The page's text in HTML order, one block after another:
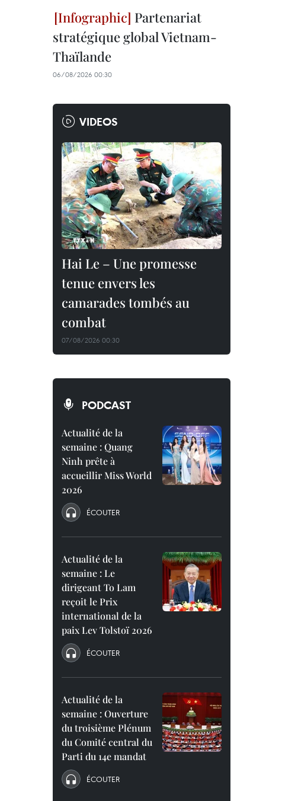
Partenariat
stratégique global Vietnam-
Thaïlande
06/08/2026 00:30
VIDEOS
Hai Le – Une promesse
tenue envers les
camarades tombés au
combat
07/08/2026 00:30
PODCAST
Actualité de la
semaine : Quang
Ninh prête à
accueillir Miss World
2026
ÉCOUTER
Actualité de la
semaine : Le
dirigeant To Lam
reçoit le Prix
international de la
paix Lev Tolstoï 2026
ÉCOUTER
Actualité de la
semaine : Ouverture
du troisième Plénum
du Comité central du
Parti du 14e mandat
ÉCOUTER